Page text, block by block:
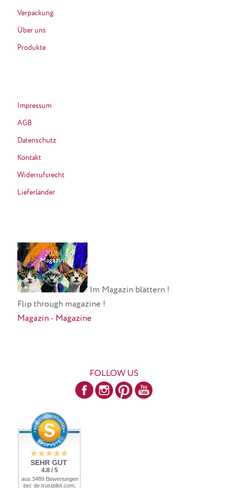
Verpackung
Über uns
Produkte
Impressum
AGB
Datenschutz
Kontakt
Widerrufsrecht
Lieferländer
Im Magazin blättern !
Flip through magazine !
Magazin - Magazine
FOLLOW US
SEHR GUT
4.8 / 5
aus 3489 Bewertungen
bei: de.trustpilot.com,